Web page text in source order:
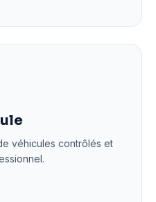
véhicules contrôlés et